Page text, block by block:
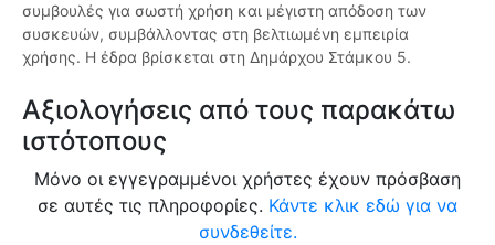
συμβουλές για σωστή χρήση και μέγιστη απόδοση των
συσκευών, συμβάλλοντας στη βελτιωμένη εμπειρία
χρήσης. Η έδρα βρίσκεται στη Δημάρχου Στάμκου 5.
Αξιολογήσεις από τους παρακάτω
ιστότοπους
Μόνο οι εγγεγραμμένοι χρήστες έχουν πρόσβαση
σε αυτές τις πληροφορίες. Κάντε κλικ εδώ για να
συνδεθείτε.